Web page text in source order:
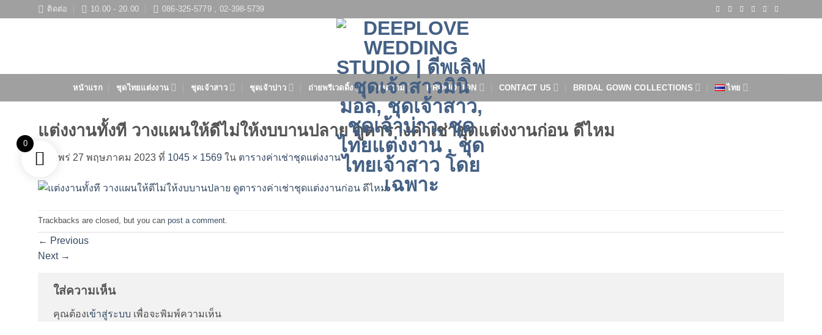
ติดต่อ 10.00 - 20.00 086-325-5779 , 02-398-5739
หน้าแรก ชุดไทยแต่งงาน ชุดเจ้าสาว ชุดเจ้าบ่าว ถ่ายพรีเวดดิ้ง บทความ PROMOTION CONTACT US BRIDAL GOWN COLLECTIONS ไทย
แต่งงานทั้งที วางแผนให้ดีไม่ให้งบบานปลาย ดูตารางค่าเช่าชุดแต่งงานก่อน ดีไหม
เผยแพร่ 27 พฤษภาคม 2023 ที่ 1045 × 1569 ใน ตารางค่าเช่าชุดแต่งงาน
Trackbacks are closed, but you can post a comment.
← Previous
Next →
ใส่ความเห็น
คุณต้องเข้าสู่ระบบ เพื่อจะพิมพ์ความเห็น
0